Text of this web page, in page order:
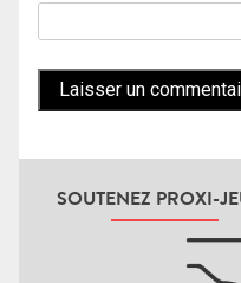
SOUTENEZ PROXI-